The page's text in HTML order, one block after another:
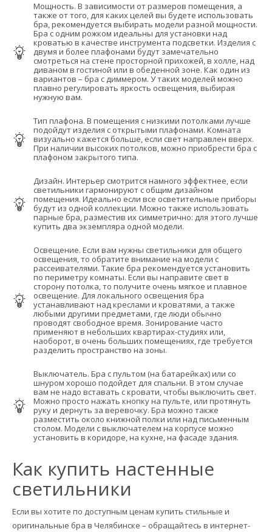
Мощность. В зависимости от размеров помещения, а
также от того, для каких целей вы будете использовать
бра, рекомендуется выбирать модели разной мощности.
Бра с одним рожком идеальны для установки над
кроватью в качестве инструмента подсветки. Изделия с
двумя и более плафонами будут замечательно
смотреться на стене просторной прихожей, в холле, над
диваном в гостиной или в обеденной зоне. Как один из
вариантов – бра с диммером. У таких моделей можно
плавно регулировать яркость освещения, выбирая
нужную вам.
Тип плафона. В помещения с низкими потолками лучше
подойдут изделия с открытыми плафонами. Комната
визуально кажется больше, если свет направлен вверх.
При наличии высоких потолков, можно приобрести бра с
плафоном закрытого типа.
Дизайн. Интерьер смотрится намного эффектнее, если
светильники гармонируют с общим дизайном
помещения. Идеально если все осветительные приборы
будут из одной коллекции. Можно также использовать
парные бра, разместив их симметрично: для этого лучше
купить два экземпляра одной модели.
Освещение. Если вам нужны светильники для общего
освещения, то обратите внимание на модели с
рассеивателями. Такие бра рекомендуется установить
по периметру комнаты. Если вы направите свет в
сторону потолка, то получите очень мягкое и плавное
освещение. Для локального освещения бра
устанавливают над креслами и кроватями, а также
любыми другими предметами, где люди обычно
проводят свободное время. Зонирование часто
применяют в небольших квартирах-студиях или,
наоборот, в очень больших помещениях, где требуется
разделить пространство на зоны.
Выключатель. Бра с пультом (на батарейках) или со
шнуром хорошо подойдет для спальни. В этом случае
вам не надо вставать с кровати, чтобы выключить свет.
Можно просто нажать кнопку на пульте, или протянуть
руку и дернуть за веревочку. Бра можно также
разместить около книжной полки или над письменным
столом. Модели с выключателем на корпусе можно
установить в коридоре, на кухне, на фасаде здания.
Как купить настенные
светильники
Если вы хотите по доступным ценам купить стильные и
оригинальные бра в Челябинске – обращайтесь в интернет-